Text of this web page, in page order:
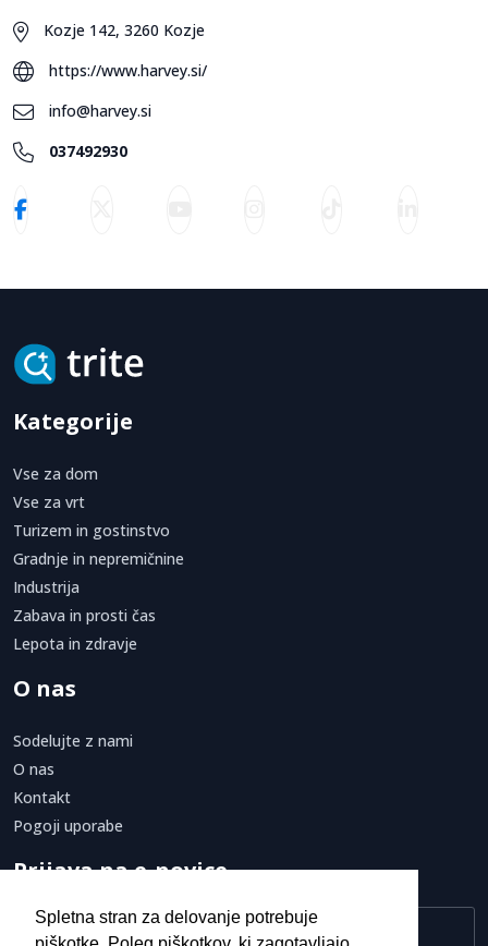
Spletna stran za delovanje potrebuje
Kozje 142, 3260 Kozje
https://www.harvey.si/
info@harvey.si
037492930
Kategorije
Vse za dom
Vse za vrt
Turizem in gostinstvo
Gradnje in nepremičnine
Industrija
Zabava in prosti čas
Lepota in zdravje
O nas
Sodelujte z nami
O nas
Kontakt
Pogoji uporabe
Prijava na e-novice